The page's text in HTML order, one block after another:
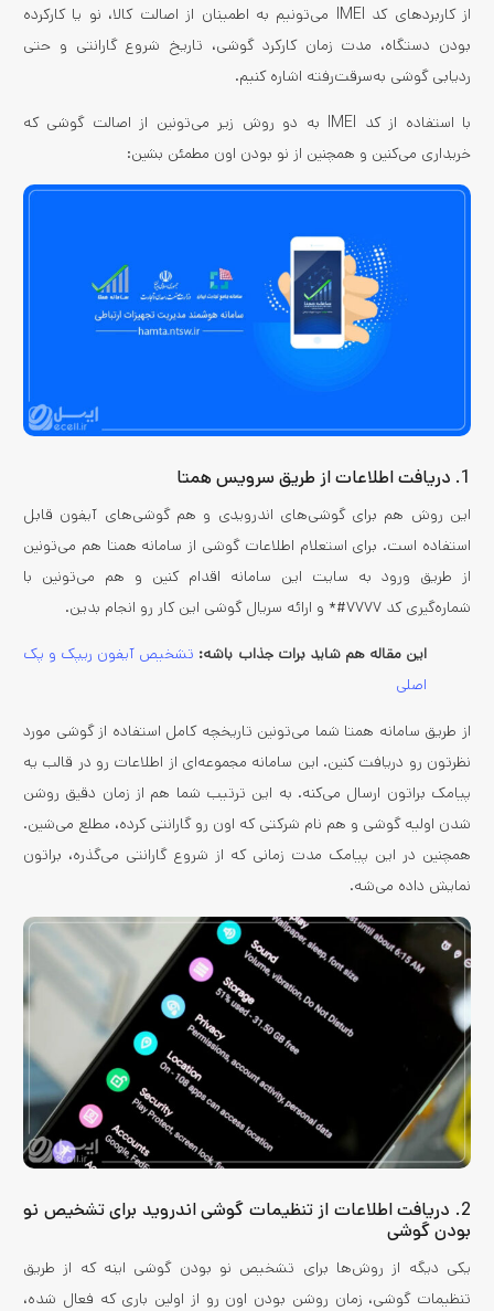
از کاربردهای کد IMEI می‌تونیم به اطمینان از اصالت کالا، نو یا کارکرده
بودن دستگاه، مدت زمان کارکرد گوشی، تاریخ شروع گارانتی و حتی
ردیابی گوشی به‌سرقت‌رفته اشاره کنیم.
با استفاده از کد IMEI به دو روش زیر می‌تونین از اصالت گوشی که
خریداری می‌کنین و همچنین از نو بودن اون مطمئن بشین:
1. دریافت اطلاعات از طریق سرویس همتا
این روش هم برای گوشی‌های اندرویدی و هم گوشی‌های آیفون قابل
استفاده است. برای استعلام اطلاعات گوشی از سامانه همتا هم می‌تونین
از طریق ورود به سایت این سامانه اقدام کنین و هم می‌تونین با
شماره‌گیری کد ۷۷۷۷#* و ارائه سریال گوشی این کار رو انجام بدین.
این مقاله هم شاید برات جذاب باشه: تشخیص آیفون ریپک و پک
اصلی
از طریق سامانه همتا شما می‌تونین تاریخچه کامل استفاده از گوشی مورد
نظرتون رو دریافت کنین. این سامانه مجموعه‌ای از اطلاعات رو در قالب یه
پیامک براتون ارسال می‌کنه. به این ترتیب شما هم از زمان دقیق روشن
شدن اولیه گوشی و هم نام شرکتی که اون رو گارانتی کرده، مطلع می‌شین.
همچنین در این پیامک مدت زمانی که از شروع گارانتی می‌گذره، براتون
نمایش داده می‌شه.
2. دریافت اطلاعات از تنظیمات گوشی اندروید برای تشخیص نو
بودن گوشی
یکی دیگه از روش‌ها برای تشخیص نو بودن گوشی اینه که از طریق
تنظیمات گوشی، زمان روشن بودن اون رو از اولین باری که فعال شده،